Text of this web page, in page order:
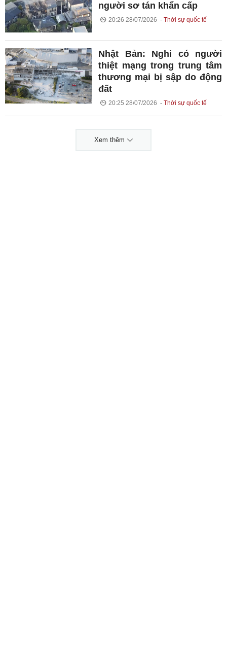
người sơ tán khẩn cấp
20:26 28/07/2026 Thời sự quốc tế
Nhật Bản: Nghi có người
thiệt mạng trong trung tâm
thương mại bị sập do động
đất
20:25 28/07/2026 Thời sự quốc tế
Xem thêm